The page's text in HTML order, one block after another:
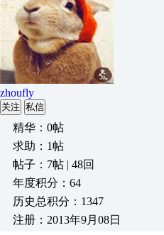
zhoufly
关注 私信
精华：0帖
求助：1帖
帖子：7帖 | 48回
年度积分：64
历史总积分：1347
注册：2013年9月08日